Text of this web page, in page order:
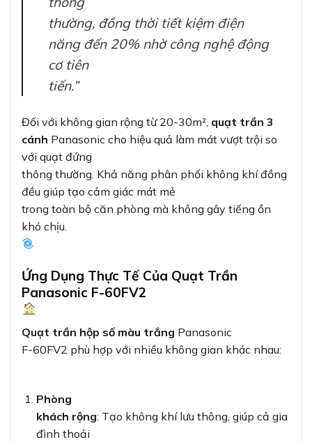
thường, đồng thời tiết kiệm điện
năng đến 20% nhờ công nghệ động
cơ tiên
tiến.”
Đối với không gian rộng từ 20-30m², quạt trần 3
cánh Panasonic cho hiệu quả làm mát vượt trội so
với quạt đứng
thông thường. Khả năng phân phối không khí đồng
đều giúp tạo cảm giác mát mẻ
trong toàn bộ căn phòng mà không gây tiếng ồn
khó chịu.
Ứng Dụng Thực Tế Của Quạt Trần
Panasonic F-60FV2
Quạt trần hộp số màu trắng Panasonic
F-60FV2 phù hợp với nhiều không gian khác nhau:
Phòng
khách rộng: Tạo không khí lưu thông, giúp cả gia
đình thoải